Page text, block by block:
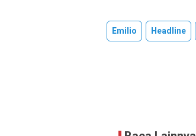
Emilio Headline